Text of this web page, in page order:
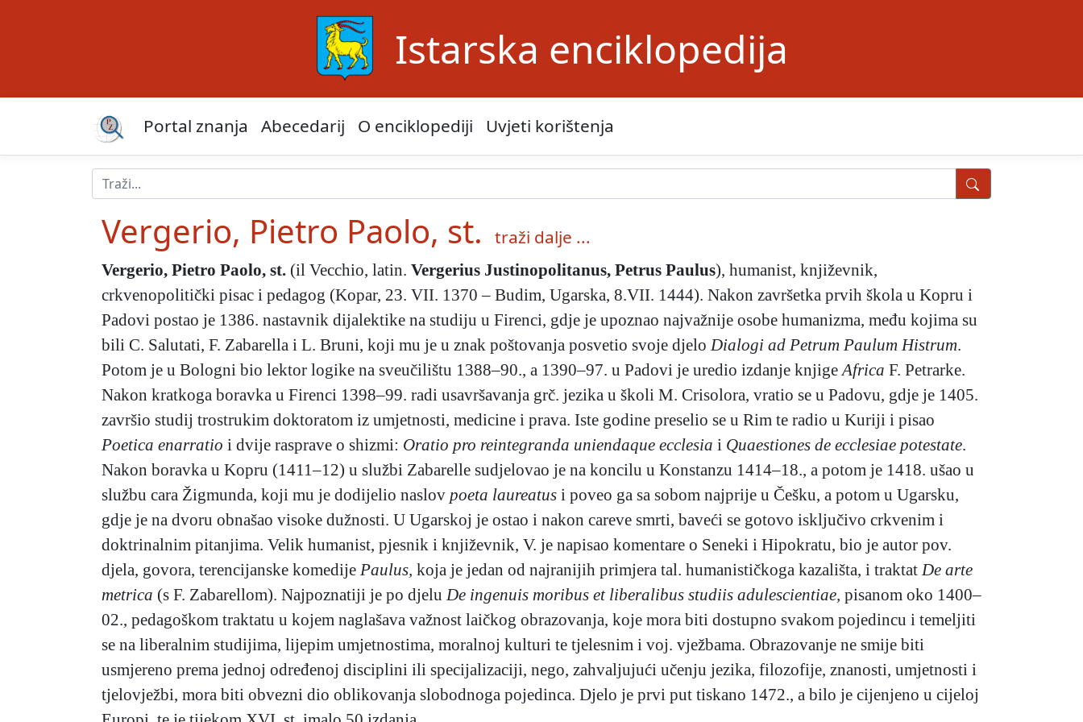
Istarska enciklopedija
Portal znanja Abecedarij O enciklopediji Uvjeti korištenja
Vergerio, Pietro Paolo, st. traži dalje ...
Vergerio, Pietro Paolo, st. (il Vecchio, latin. Vergerius Justinopolitanus, Petrus Paulus), humanist, književnik,
crkvenopolitički pisac i pedagog (Kopar, 23. VII. 1370 – Budim, Ugarska, 8.VII. 1444). Nakon završetka prvih škola u Kopru i
Padovi postao je 1386. nastavnik dijalektike na studiju u Firenci, gdje je upoznao najvažnije osobe humanizma, među kojima su
bili C. Salutati, F. Zabarella i L. Bruni, koji mu je u znak poštovanja posvetio svoje djelo Dialogi ad Petrum Paulum Histrum.
Potom je u Bologni bio lektor logike na sveučilištu 1388–90., a 1390–97. u Padovi je uredio izdanje knjige Africa F. Petrarke.
Nakon kratkoga boravka u Firenci 1398–99. radi usavršavanja grč. jezika u školi M. Crisolora, vratio se u Padovu, gdje je 1405.
završio studij trostrukim doktoratom iz umjetnosti, medicine i prava. Iste godine preselio se u Rim te radio u Kuriji i pisao
Poetica enarratio i dvije rasprave o shizmi: Oratio pro reintegranda uniendaque ecclesia i Quaestiones de ecclesiae potestate.
Nakon boravka u Kopru (1411–12) u službi Zabarelle sudjelovao je na koncilu u Konstanzu 1414–18., a potom je 1418. ušao u
službu cara Žigmunda, koji mu je dodijelio naslov poeta laureatus i poveo ga sa sobom najprije u Češku, a potom u Ugarsku,
gdje je na dvoru obnašao visoke dužnosti. U Ugarskoj je ostao i nakon careve smrti, baveći se gotovo isključivo crkvenim i
doktrinalnim pitanjima. Velik humanist, pjesnik i književnik, V. je napisao komentare o Seneki i Hipokratu, bio je autor pov.
djela, govora, terencijanske komedije Paulus, koja je jedan od najranijih primjera tal. humanističkoga kazališta, i traktat De arte
metrica (s F. Zabarellom). Najpoznatiji je po djelu De ingenuis moribus et liberalibus studiis adulescientiae, pisanom oko 1400–
02., pedagoškom traktatu u kojem naglašava važnost laičkog obrazovanja, koje mora biti dostupno svakom pojedincu i temeljiti
se na liberalnim studijima, lijepim umjetnostima, moralnoj kulturi te tjelesnim i voj. vježbama. Obrazovanje ne smije biti
usmjereno prema jednoj određenoj disciplini ili specijalizaciji, nego, zahvaljujući učenju jezika, filozofije, znanosti, umjetnosti i
tjelovježbi, mora biti obvezni dio oblikovanja slobodnoga pojedinca. Djelo je prvi put tiskano 1472., a bilo je cijenjeno u cijeloj